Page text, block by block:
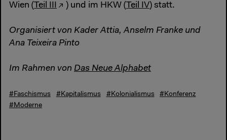
Wien (Teil III ) und im HKW (Teil IV) statt.
Organisiert von Kader Attia, Anselm Franke und
Ana Teixeira Pinto
Im Rahmen von Das Neue Alphabet
#Faschismus #Kapitalismus #Kolonialismus
#Konferenz
#Moderne